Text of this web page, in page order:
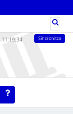
11:19:34 Sincronitza